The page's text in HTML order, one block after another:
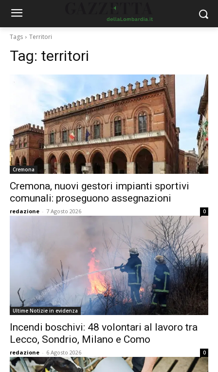
Tags Territori
Tag: territori
Cremona
Cremona, nuovi gestori impianti sportivi
comunali: proseguono assegnazioni
redazione - 7 Agosto 2026 0
Ultime Notizie in evidenza
Incendi boschivi: 48 volontari al lavoro tra
Lecco, Sondrio, Milano e Como
redazione - 6 Agosto 2026 0